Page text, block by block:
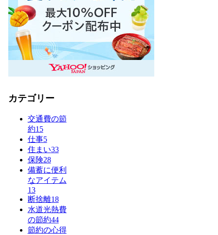
カテゴリー
交通費の節
約15
仕事5
住まい33
保険28
備蓄に便利
なアイテム
13
断捨離18
水道光熱費
の節約44
節約の心得